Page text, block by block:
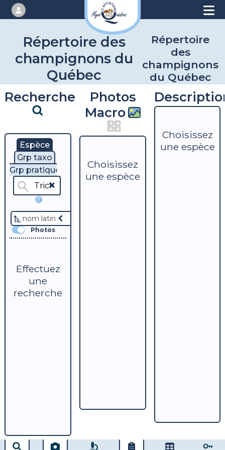
Répertoire des
champignons du
Québec
Répertoire
des
champignons
du Québec
Recherche
Espèce
Grp taxo
Grp pratique
?
nom latin
Photos
Effectuez
une
recherche
Photos
Macro
Choisissez
une espèce
Choisissez
une espèce